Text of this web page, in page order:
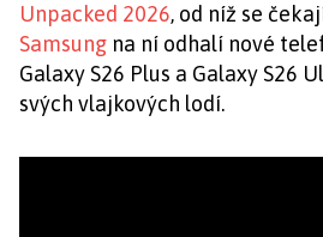
Unpacked 2026, od níž se
Samsung na ní odhalí nové
Galaxy S26 Plus a Galaxy S26
svých vlajkových lodí.